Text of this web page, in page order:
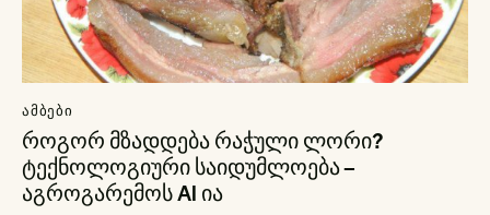
ᲐᲛᲑᲔᲑᲘ
როგორ მზადდება რაჭული ლორი?
ტექნოლოგიური საიდუმლოება –
აგროგარემოს AI ია